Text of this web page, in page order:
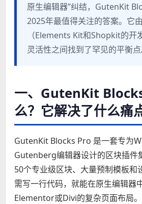
原生编辑器”纠结，GutenKit
2025年最值得关注的答案。它
（Elements Kit和Shopkit的开
灵活性之间找到了罕见的平衡点
一、GutenKit
么？它解决了什么痛
GutenKit Blocks Pro 是一套专为
Gutenberg编辑器设计的区块插件
50个专业级区块、大量预制模板和
需写一行代码，就能在原生编辑器
Elementor或Divi的复杂页面布局。